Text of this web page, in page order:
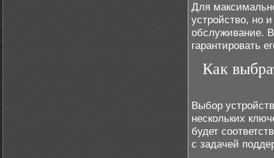
Для
устройство, но
обслуживание.
гарантировать
Как
Выбор
нескольких
будет
с задачей